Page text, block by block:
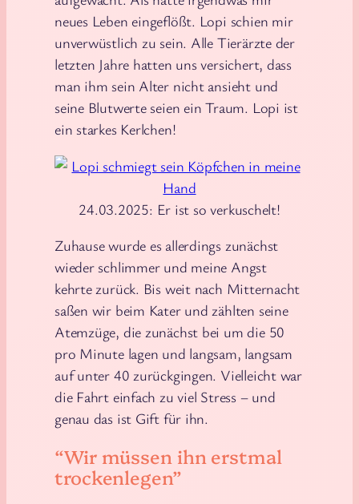
neues Leben eingeflößt. Lopi schien mir
unverwüstlich zu sein. Alle Tierärzte der
letzten Jahre hatten uns versichert, dass
man ihm sein Alter nicht ansieht und
seine Blutwerte seien ein Traum. Lopi ist
ein starkes Kerlchen!
24.03.2025: Er ist so verkuschelt!
Zuhause wurde es allerdings zunächst
wieder schlimmer und meine Angst
kehrte zurück. Bis weit nach Mitternacht
saßen wir beim Kater und zählten seine
Atemzüge, die zunächst bei um die 50
pro Minute lagen und langsam, langsam
auf unter 40 zurückgingen. Vielleicht war
die Fahrt einfach zu viel Stress – und
genau das ist Gift für ihn.
“Wir müssen ihn erstmal
trockenlegen”